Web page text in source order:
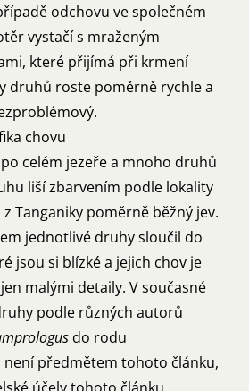
odchovu ve společném
vystačí s mraženým
které přijímá při krmení
druhů roste poměrně rychle a
chovu
celém jezeře a mnoho druhů
liší zbarvením podle lokality
Tanganiky poměrně běžný jev.
jednotlivé druhy sloučil do
jsou si blízké a jejich chov je
malými detaily. V současné
podle různých autorů
do rodu
není předmětem tohoto článku,
účely tohoto článku